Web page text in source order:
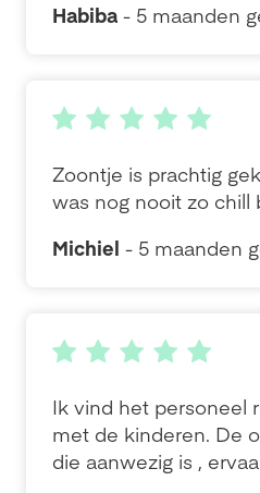
Habiba - 5 maanden
Zoontje is prachtig
was nog nooit zo chill
Michiel - 5 maanden
Ik vind het personeel
met de kinderen. De
die aanwezig is ,